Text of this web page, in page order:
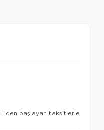
'den başlayan taksitlerle